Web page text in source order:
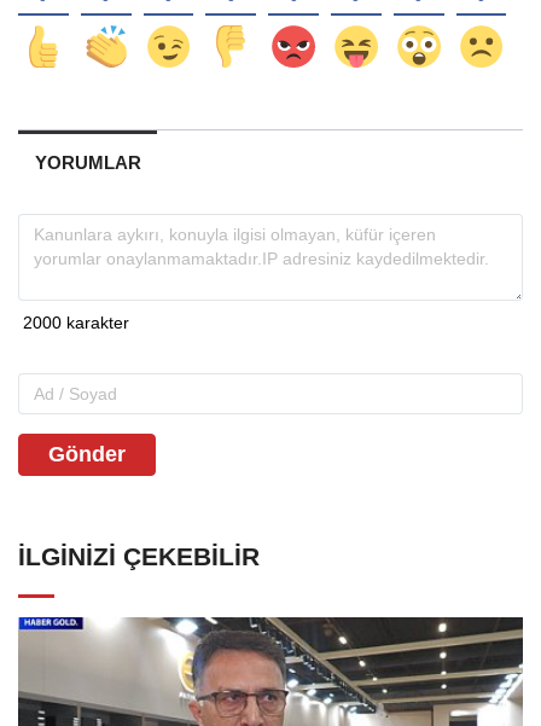
YORUMLAR
Gönder
İLGINIZI ÇEKEBILIR